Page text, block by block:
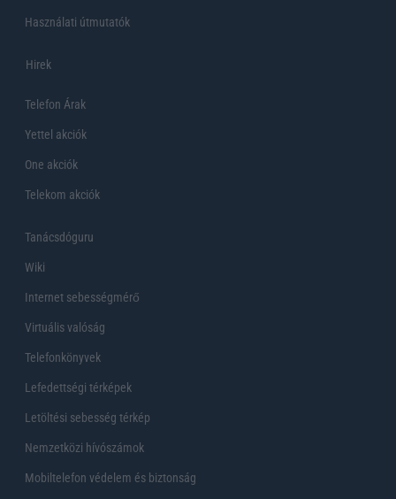
Használati útmutatók
Hirek
Telefon Árak
Yettel akciók
One akciók
Telekom akciók
Tanácsdóguru
Wiki
Internet sebességmérő
Virtuális valóság
Telefonkönyvek
Lefedettségi térképek
Letöltési sebesség térkép
Nemzetközi hívószámok
Mobiltelefon védelem és biztonság